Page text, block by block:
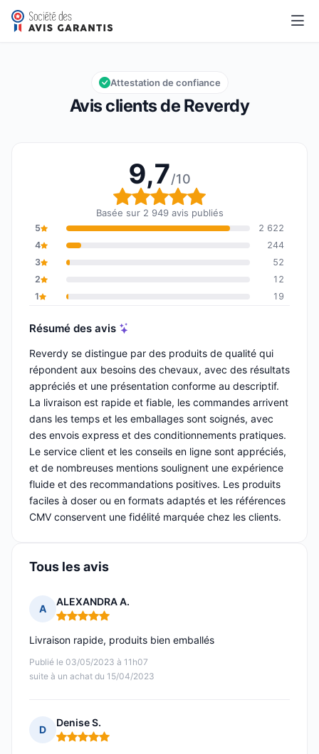
Reverdy
Note globale : 9,7 sur 10
9,7/10
Avis clients de Reverdy
Attestation de confiance
9,7/10
Note globale : 9,7 sur
Basée sur 2 949 avis publiés
5
2 622
4
244
3
52
2
12
1
19
Résumé des avis
Reverdy se distingue par des produits de qualité qui
répondent aux besoins des chevaux, avec des résultats
appréciés et une présentation conforme au descriptif.
La livraison est rapide et fiable, les commandes arrivent
dans les temps et les emballages sont soignés, avec
des envois express et des conditionnements pratiques.
Le service client et les conseils en ligne sont appréciés,
et de nombreuses mentions soulignent une expérience
fluide et des recommandations positives. Les produits
faciles à doser ou en formats adaptés et les références
CMV conservent une fidélité marquée chez les clients.
Tous les avis
A
ALEXANDRA A.
Note : 5 sur 5
Publié le 03/05/2023 à 11h07
suite à un achat du 15/04/2023
Livraison rapide, produits bien emballés
D
Denise S.
Note : 5 sur 5